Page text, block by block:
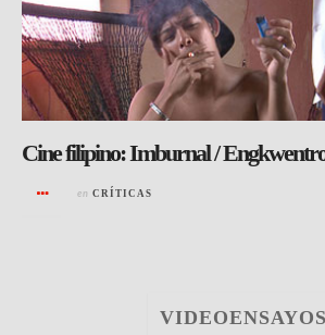
Cine filipino: Imburnal /
en CRÍTICAS
VIDEOENSAYOS